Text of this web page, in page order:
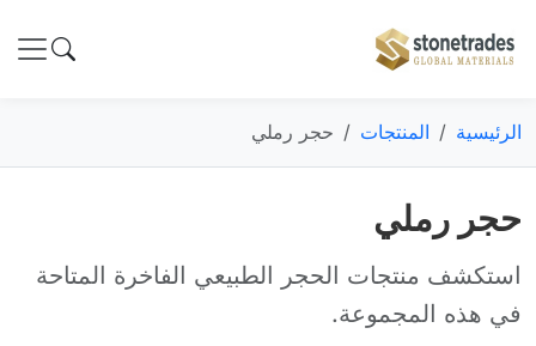
الرئيسية المنتجات حجر رملي
حجر رملي
استكشف منتجات الحجر الطبيعي الفاخرة المتاحة
في هذه المجموعة.